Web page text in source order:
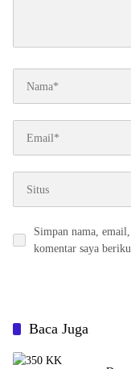
Simpan nama,
komentar saya
Baca Juga